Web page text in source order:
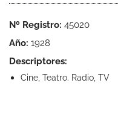
Nº Registro: 45020
Año: 1928
Descriptores:
Cine, Teatro. Radio, TV